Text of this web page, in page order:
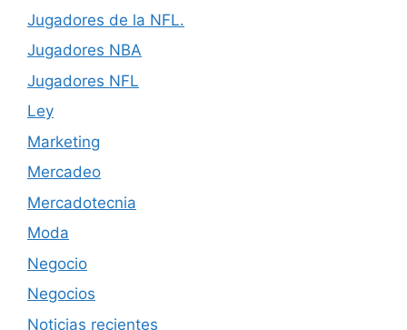
Jugadores de la NFL.
Jugadores NBA
Jugadores NFL
Ley
Marketing
Mercadeo
Mercadotecnia
Moda
Negocio
Negocios
Noticias recientes